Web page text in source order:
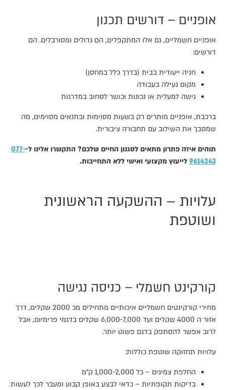
אופניים – דורשים תכנון
אופניים חשמליים, גם אלו המתקפלים, הם גדולים ומסורבלים. הם
דורשים:
חניה ייעודית בבית (בדרך כלל במחסן)
מקום נעילה בעבודה
גישה למעלית או נכונות וכושר לסחוב במדרגות
ברכבת, אופניים מותרים רק בשעות מסוימות ובתנאים מסוימים, מה
שמסבך את השילוב עם תחבורה ציבורית.
תוהים איזה פתרון מתאים לסגנון החיים שלכם? התקשרו אלינו ל-077-
9614243 לייעוץ מקצועי ואישי ללא התחייבות.
עלויות – ההשקעה הראשונית
ושוטפת
קורקינט חשמלי – כניסה נגישה
מחירי קורקינטים חשמליים איכותיים מתחילים מכ 2000 שקלים, דרך
אזור ה 4000 שקלים ועד 6,000-7,000 שקלים בדגמי פרימיום, אבל
לרוב אפשר להסתפק בדגם פשוט יותר.
עלויות תחזוקה שוטפת כוללות:
החלפת צמיגים – כל 1,000-2,000 ק"מ
בדיקות תקופתיות – כדאי לבצע באופן קבוע ומעבר לכך לעשות